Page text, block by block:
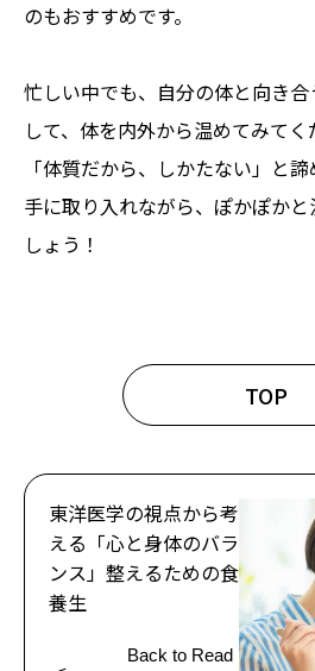
のもおすすめです。
忙しい中でも、自分の体と向き
して、体を内外から温めてみて
「体質だから、しかたない」と
手に取り入れながら、ぽかぽか
しょう！
TOP
東洋医学の視点から考
える「心と身体のバラ
ンス」整えるための食
養生
Back to Read